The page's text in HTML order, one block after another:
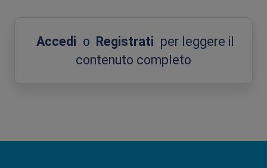
Accedi o Registrati per leggere il
contenuto completo